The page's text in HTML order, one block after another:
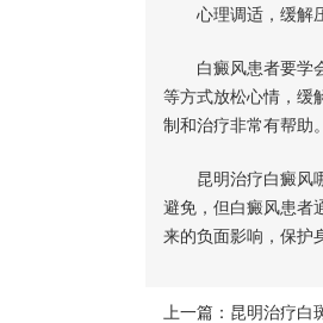
心理调适，缓解
白癜风患者要学会
等方式放松心情，缓
制和治疗非常有帮助。
昆明治疗白癜风哪
避免，但白癜风患者
来的负面影响，保护
上一篇： 昆明治疗白